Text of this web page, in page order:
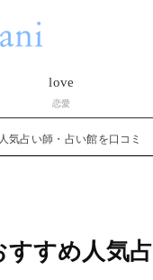
love
恋愛
気占い師・占い館を口コミ
すすめ人気占